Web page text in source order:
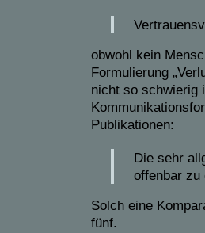
obwohl kein
Formulierung
nicht so schwierig
Publikationen:
Die sehr
offenbar zu
Solch eine
fünf.